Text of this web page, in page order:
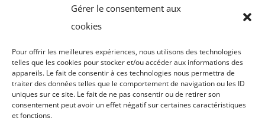
Gérer le consentement aux
cookies
Pour offrir les meilleures expériences, nous utilisons des technologies
telles que les cookies pour stocker et/ou accéder aux informations des
appareils. Le fait de consentir à ces technologies nous permettra de
traiter des données telles que le comportement de navigation ou les ID
uniques sur ce site. Le fait de ne pas consentir ou de retirer son
consentement peut avoir un effet négatif sur certaines caractéristiques
et fonctions.